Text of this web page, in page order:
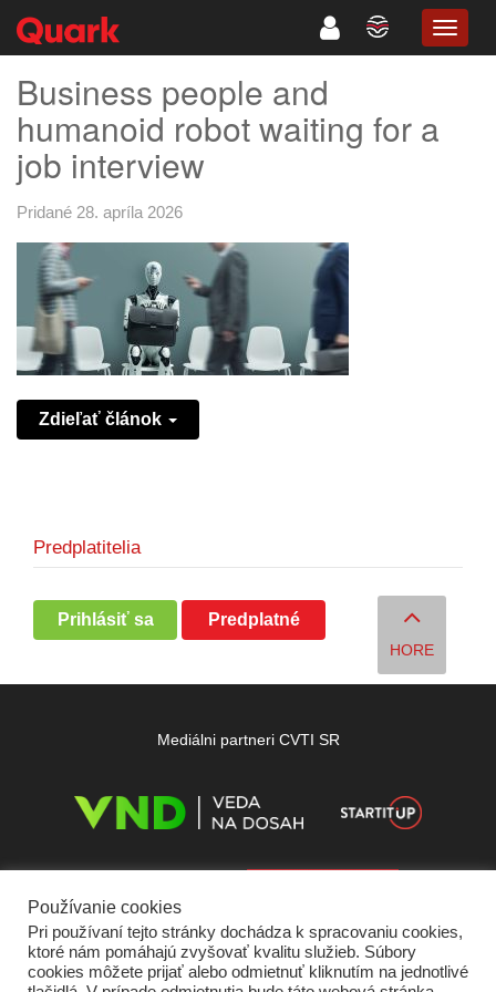
Business people and
humanoid robot waiting for a
job interview
Pridané 28. apríla 2026
Zdieľať článok
Predplatitelia
Prihlásiť sa Predplatné
HORE
Mediálni partneri CVTI SR
Používanie cookies
Pri používaní tejto stránky dochádza k spracovaniu cookies,
ktoré nám pomáhajú zvyšovať kvalitu služieb. Súbory
cookies môžete prijať alebo odmietnuť kliknutím na jednotlivé